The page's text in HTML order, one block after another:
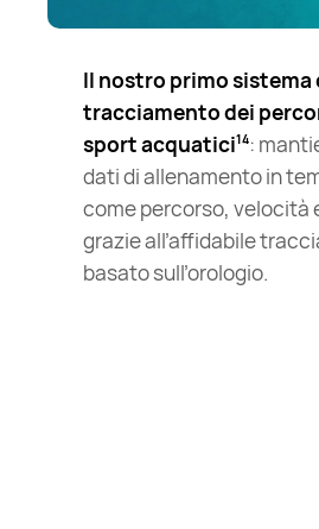
Il nostro primo sistema
tracciamento dei
sport acquatici14:
dati di allenamento in
come percorso, velocità
grazie all’affidabile
basato sull’orologio.